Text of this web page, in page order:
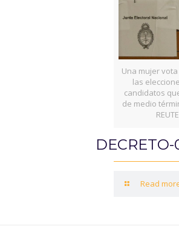
Una mujer
las
candidatos
de medio
Read